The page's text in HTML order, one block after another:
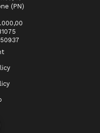
(PN)